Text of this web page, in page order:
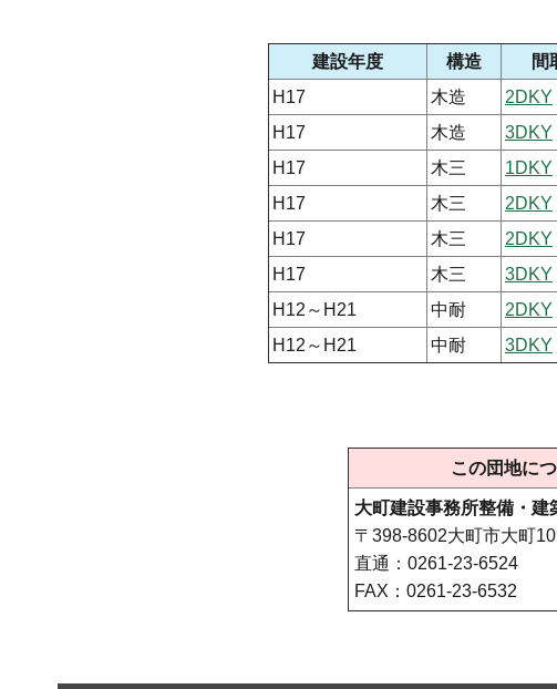
建設年度 構造 間
H17
木造 2DKY
H17
木造 3DKY
H17
木三 1DKY
H17
木三 2DKY
H17
木三 2DKY
H17
木三 3DKY
H12～H21
中耐 2DKY
H12～H21
中耐 3DKY
この団地に
大町建設事務所整備・建
〒398-8602大町市大町
直通：0261-23-6524
FAX：0261-23-6532